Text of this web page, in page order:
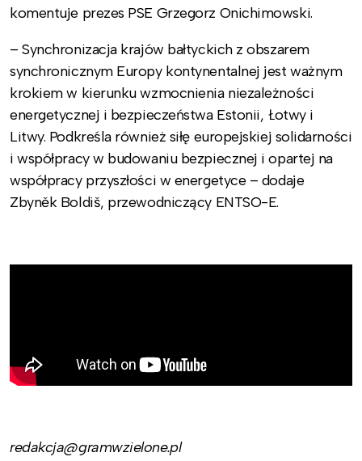
komentuje prezes PSE Grzegorz Onichimowski.
– Synchronizacja krajów bałtyckich z obszarem
synchronicznym Europy kontynentalnej jest ważnym
krokiem w kierunku wzmocnienia niezależności
energetycznej i bezpieczeństwa Estonii, Łotwy i
Litwy. Podkreśla również siłę europejskiej solidarności
i współpracy w budowaniu bezpiecznej i opartej na
współpracy przyszłości w energetyce – dodaje
Zbyněk Boldiš, przewodniczący ENTSO-E.
redakcja@gramwzielone.pl